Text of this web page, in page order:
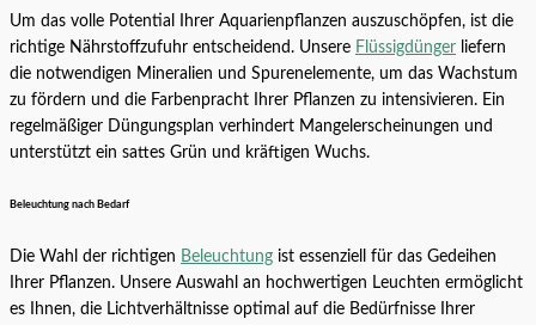
Um das volle Potential Ihrer Aquarienpflanzen auszuschöpfen, ist die
richtige Nährstoffzufuhr entscheidend. Unsere Flüssigdünger liefern
die notwendigen Mineralien und Spurenelemente, um das Wachstum
zu fördern und die Farbenpracht Ihrer Pflanzen zu intensivieren. Ein
regelmäßiger Düngungsplan verhindert Mangelerscheinungen und
unterstützt ein sattes Grün und kräftigen Wuchs.
Beleuchtung nach Bedarf
Die Wahl der richtigen Beleuchtung ist essenziell für das Gedeihen
Ihrer Pflanzen. Unsere Auswahl an hochwertigen Leuchten ermöglicht
es Ihnen, die Lichtverhältnisse optimal auf die Bedürfnisse Ihrer